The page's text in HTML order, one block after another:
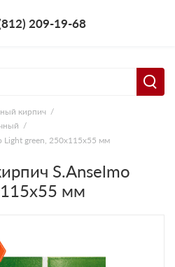
209-19-68
кирпич
Light green, 250х115х55 мм
S.Anselmo
мм